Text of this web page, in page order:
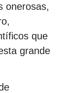
onerosas,
que
grande